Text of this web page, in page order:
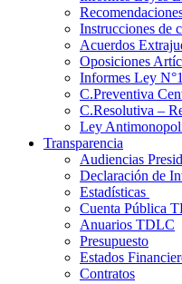
Instrucciones de
Acuerdos
Oposiciones
Informes Ley
C.Preventiva
C.Resolutiva –
Ley
Transparencia
Audiencias
Declaración de
Estadísticas
Cuenta Pública
Anuarios TDLC
Presupuesto
Estados
Contratos